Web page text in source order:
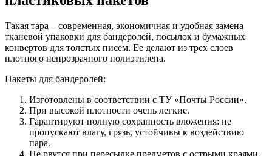
Такая тара – современная, экономичная и удобная замена
тканевой упаковки для бандеролей, посылок и бумажных
конвертов для толстых писем. Ее делают из трех слоев
плотного непрозрачного полиэтилена.
Пакеты для бандеролей:
Изготовлены в соответствии с ТУ «Почты России».
При высокой плотности очень легкие.
Гарантируют полную сохранность вложения: не
пропускают влагу, грязь, устойчивы к воздействию
пара.
Не рвутся при пересылке предметов с острыми краями.